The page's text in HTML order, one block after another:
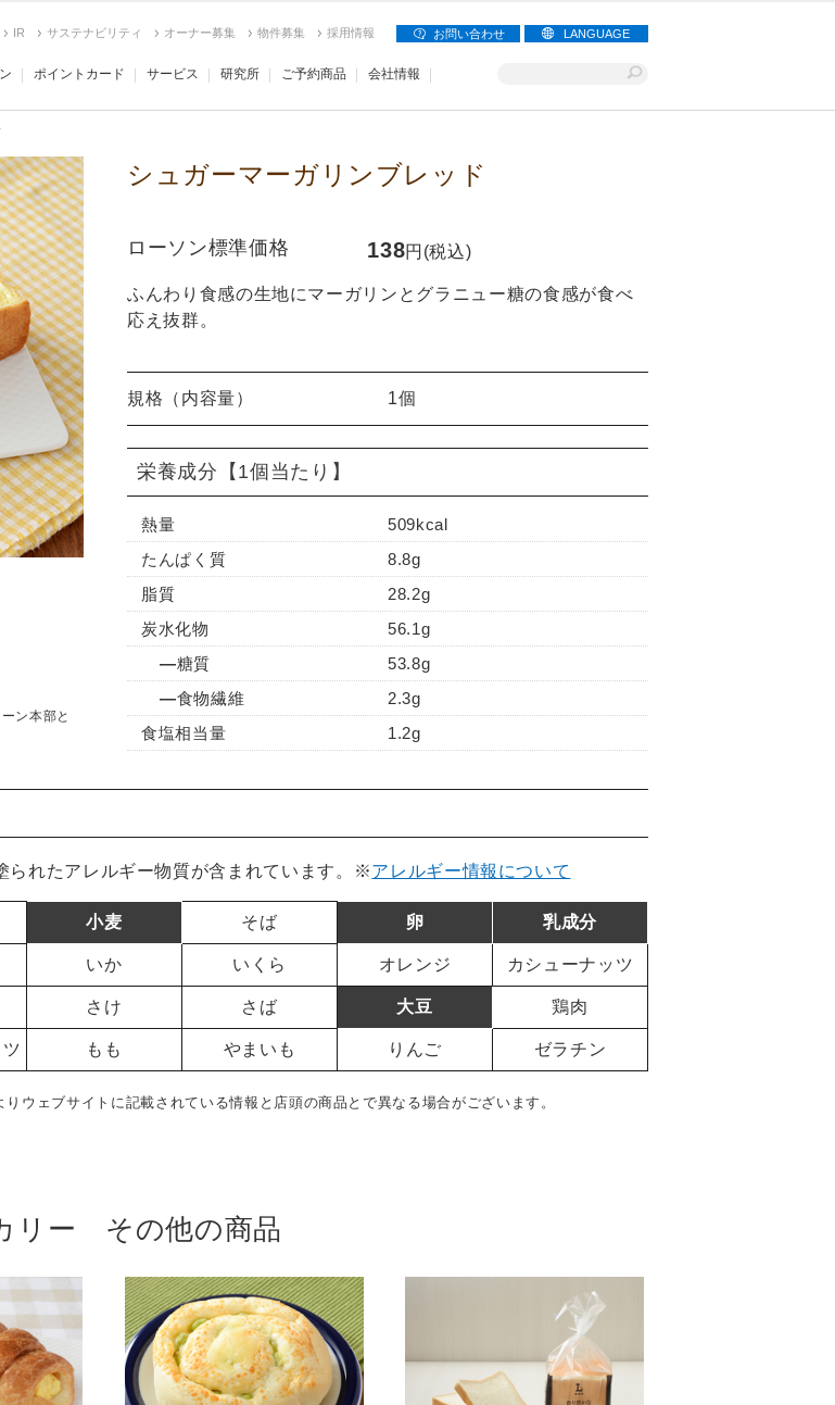
IR サステナビリティ オーナー募集 物件募集 採用情報 お問い合わせ LANGUAGE
ポイントカード サービス 研究所 ご予約商品 会社情報
ン本部と
シュガーマーガリンブレッド
ローソン標準価格 138円(税込)
ふんわり食感の生地にマーガリンとグラニュー糖の食感が食べ
応え抜群。
規格（内容量） 1個
栄養成分 【1個当たり】
熱量
509kcal
たんぱく質
8.8g
脂質
28.2g
炭水化物
56.1g
糖質
53.8g
食物繊維
2.3g
食塩相当量
1.2g
られたアレルギー物質が含まれています。 ※アレルギー情報について
小麦 そば 卵 乳成分
いか いくら オレンジ カシューナッツ
さけ さば 大豆 鶏肉
もも やまいも りんご ゼラチン
ウェブサイトに記載されている情報と店頭の商品とで異なる場合がございます。
リー その他の商品